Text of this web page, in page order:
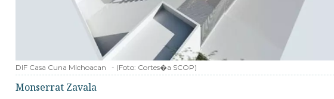
DIF Casa Cuna Michoacan - (Foto: Cortes�a SCOP)
Monserrat Zavala